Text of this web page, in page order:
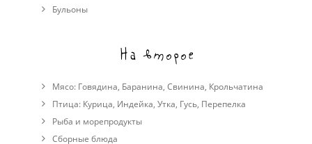
Бульоны
На второе
Мясо: Говядина, Баранина, Свинина, Крольчатина
Птица: Курица, Индейка, Утка, Гусь, Перепелка
Рыба и морепродукты
Сборные блюда